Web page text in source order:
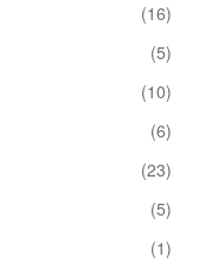
(16)
(5)
(10)
(6)
(23)
(5)
(1)